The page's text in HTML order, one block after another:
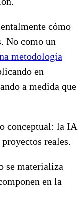
cómo
No como un
metodología
en
a medida que
conceptual: la IA
reales.
se materializa
en la